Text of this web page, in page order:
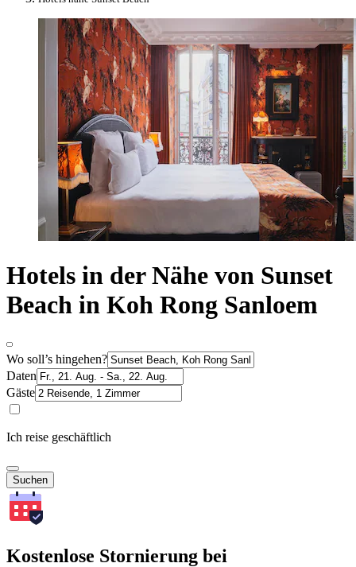
Hotels in der Nähe von Sunset
Beach in Koh Rong Sanloem
Wo soll’s hingehen?
Daten
Gäste
Ich reise geschäftlich
Suchen
Kostenlose Stornierung bei